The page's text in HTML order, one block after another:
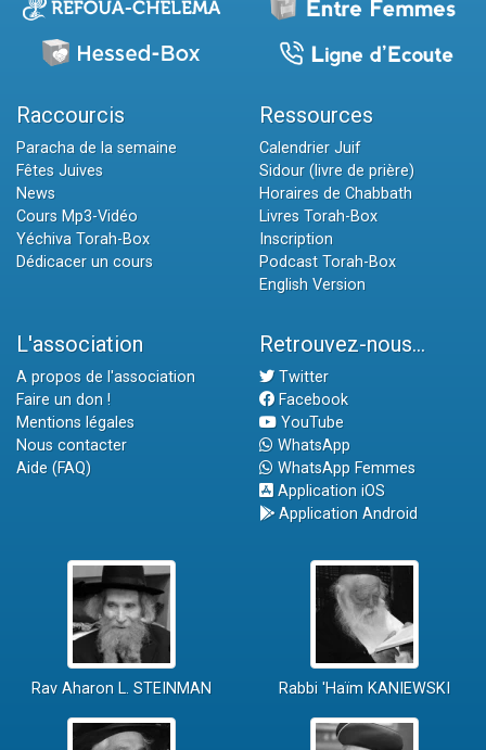
Raccourcis
Paracha de la semaine
Fêtes Juives
News
Cours Mp3-Vidéo
Yéchiva Torah-Box
Dédicacer un cours
Ressources
Calendrier Juif
Sidour (livre de prière)
Horaires de Chabbath
Livres Torah-Box
Inscription
Podcast Torah-Box
English Version
L'association
A propos de l'association
Faire un don !
Mentions légales
Nous contacter
Aide (FAQ)
Retrouvez-nous...
Twitter
Facebook
YouTube
WhatsApp
WhatsApp Femmes
Application iOS
Application Android
Rav Aharon L. STEINMAN Rabbi 'Haïm KANIEWSKI